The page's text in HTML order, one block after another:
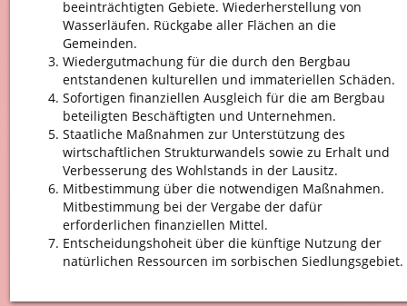
beeinträchtigten Gebiete. Wiederherstellung von
Wasserläufen. Rückgabe aller Flächen an die
Gemeinden.
Wiedergutmachung für die durch den Bergbau
entstandenen kulturellen und immateriellen Schäden.
Sofortigen finanziellen Ausgleich für die am Bergbau
beteiligten Beschäftigten und Unternehmen.
Staatliche Maßnahmen zur Unterstützung des
wirtschaftlichen Strukturwandels sowie zu Erhalt und
Verbesserung des Wohlstands in der Lausitz.
Mitbestimmung über die notwendigen Maßnahmen.
Mitbestimmung bei der Vergabe der dafür
erforderlichen finanziellen Mittel.
Entscheidungshoheit über die künftige Nutzung der
natürlichen Ressourcen im sorbischen Siedlungsgebiet.